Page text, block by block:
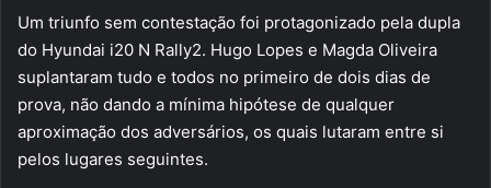
Um triunfo sem contestação foi protagonizado pela dupla
do Hyundai i20 N Rally2. Hugo Lopes e Magda Oliveira
suplantaram tudo e todos no primeiro de dois dias de
prova, não dando a mínima hipótese de qualquer
aproximação dos adversários, os quais lutaram entre si
pelos lugares seguintes.